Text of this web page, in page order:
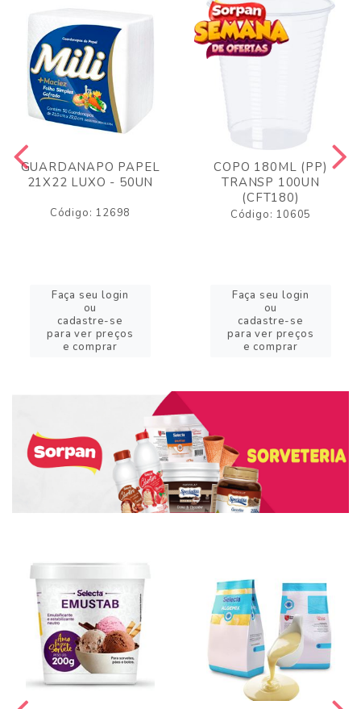
GUARDANAPO PAPEL
21X22 LUXO - 50UN
Código: 12698
Faça seu login
ou
cadastre-se
para ver preços
e comprar
COPO 180ML (PP)
TRANSP 100UN
(CFT180)
Código: 10605
Faça seu login
ou
cadastre-se
para ver preços
e comprar